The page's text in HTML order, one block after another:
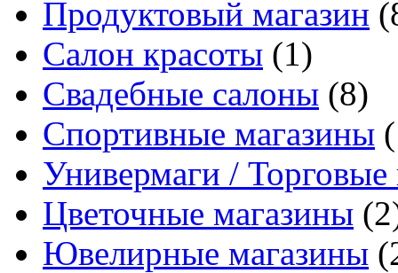
Продуктовый магазин
Салон красоты (1)
Свадебные салоны (8)
Спортивные магазины
Универмаги /
Цветочные магазины
Ювелирные магазины